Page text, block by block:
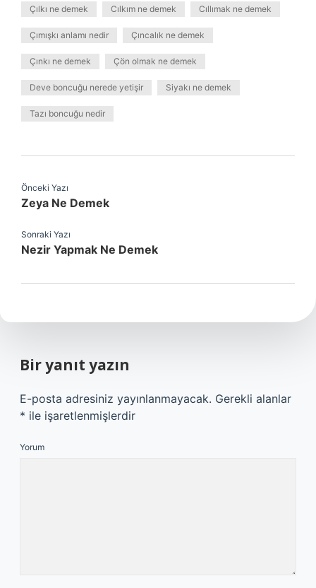
Çılkı ne demek Cılkım ne demek Cıllımak ne demek
Çımışkı anlamı nedir Çıncalık ne demek
Çınkı ne demek Çön olmak ne demek
Deve boncuğu nerede yetişir Siyakı ne demek
Tazı boncuğu nedir
Önceki Yazı
Zeya Ne Demek
Sonraki Yazı
Nezir Yapmak Ne Demek
Bir yanıt yazın
E-posta adresiniz yayınlanmayacak. Gerekli alanlar
* ile işaretlenmişlerdir
Yorum